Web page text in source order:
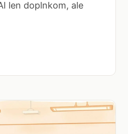
len doplnkom, ale